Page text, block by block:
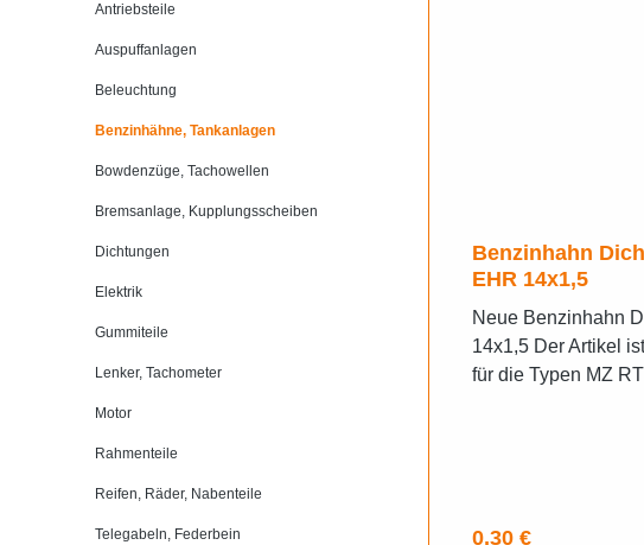
Antriebsteile
Auspuffanlagen
Beleuchtung
Benzinhähne, Tankanlagen
Bowdenzüge, Tachowellen
Bremsanlage, Kupplungsscheiben
Dichtungen
Elektrik
Gummiteile
Lenker, Tachometer
Motor
Rahmenteile
Reifen, Räder, Nabenteile
Telegabeln, Federbein
Benzinhahn
EHR 14x1,5
Neue Benzinhahn
14x1,5 Der Artikel
für die Typen MZ
Regulärer Preis:
0,30 €